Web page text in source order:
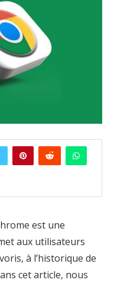
est une
aux utilisateurs
à l’historique de
cet article, nous